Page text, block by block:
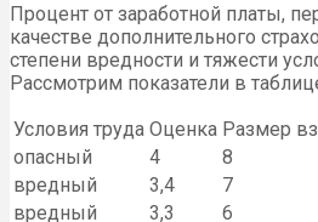
Процент от заработной платы,
качестве дополнительного
степени вредности и тяжести
Рассмотрим показатели в
Условия труда Оценка Размер
опасный
4
8
вредный
3,4
7
вредный
3,3
6